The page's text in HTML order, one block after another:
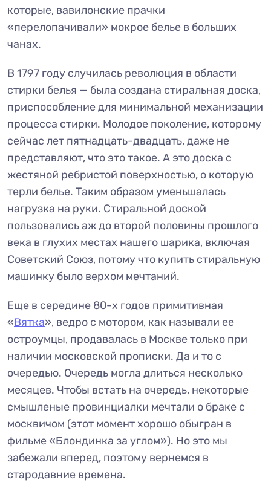
которые, вавилонские прачки
«перелопачивали» мокрое белье в больших
чанах.
В 1797 году случилась революция в области
стирки белья — была создана стиральная доска,
приспособление для минимальной механизации
процесса стирки. Молодое поколение, которому
сейчас лет пятнадцать-двадцать, даже не
представляют, что это такое. А это доска с
жестяной ребристой поверхностью, о которую
терли белье. Таким образом уменьшалась
нагрузка на руки. Стиральной доской
пользовались аж до второй половины прошлого
века в глухих местах нашего шарика, включая
Советский Союз, потому что купить стиральную
машинку было верхом мечтаний.
Еще в середине 80-х годов примитивная
«Вятка», ведро с мотором, как называли ее
остроумцы, продавалась в Москве только при
наличии московской прописки. Да и то с
очередью. Очередь могла длиться несколько
месяцев. Чтобы встать на очередь, некоторые
смышленые провинциалки мечтали о браке с
москвичом (этот момент хорошо обыгран в
фильме «Блондинка за углом»). Но это мы
забежали вперед, поэтому вернемся в
стародавние времена.